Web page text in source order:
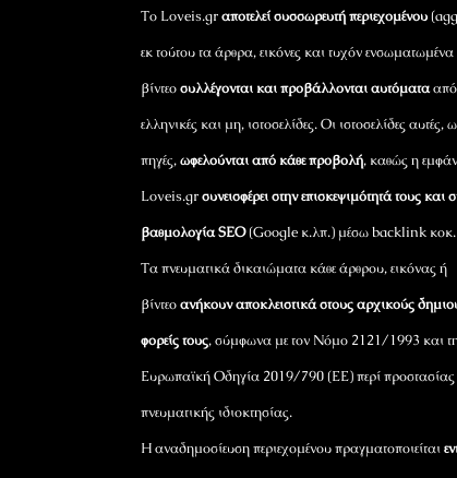
Το Loveis.grαποτελεί συσσωρευτή περιεχομένου
εκ τούτου τα άρθρα, εικόνες και τυχόν ενσωματωμένα
βίντεοσυλλέγονται και προβάλλονται αυτόματααπό
ελληνικές και μη, ιστοσελίδες. Οι ιστοσελίδες αυτές,
πηγές,ωφελούνται από κάθε προβολή, καθώς η
Loveis.grσυνεισφέρει στην επισκεψιμότητά τους και
βαθμολογία SEO(Google κ.λπ.) μέσω backlink κοκ.
Τα πνευματικά δικαιώματα κάθε άρθρου, εικόνας ή
βίντεοανήκουν αποκλειστικά στους αρχικούς
φορείς τους, σύμφωνα με τον Νόμο 2121/1993 και
Ευρωπαϊκή Οδηγία 2019/790 (ΕΕ) περί προστασίας
πνευματικής ιδιοκτησίας.
Η αναδημοσίευση περιεχομένου πραγματοποιείται